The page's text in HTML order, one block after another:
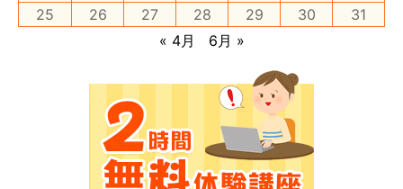
25
26 27 28 29 30
31
« 4月
6月 »